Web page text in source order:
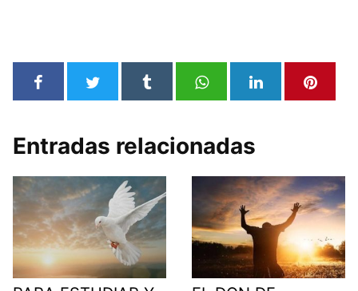
Entradas relacionadas